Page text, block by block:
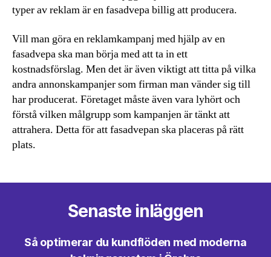
typer av reklam är en fasadvepa billig att producera.
Vill man göra en reklamkampanj med hjälp av en
fasadvepa ska man börja med att ta in ett
kostnadsförslag. Men det är även viktigt att titta på vilka
andra annonskampanjer som firman man vänder sig till
har producerat. Företaget måste även vara lyhört och
förstå vilken målgrupp som kampanjen är tänkt att
attrahera. Detta för att fasadvepan ska placeras på rätt
plats.
Senaste inläggen
Så optimerar du kundflöden med moderna